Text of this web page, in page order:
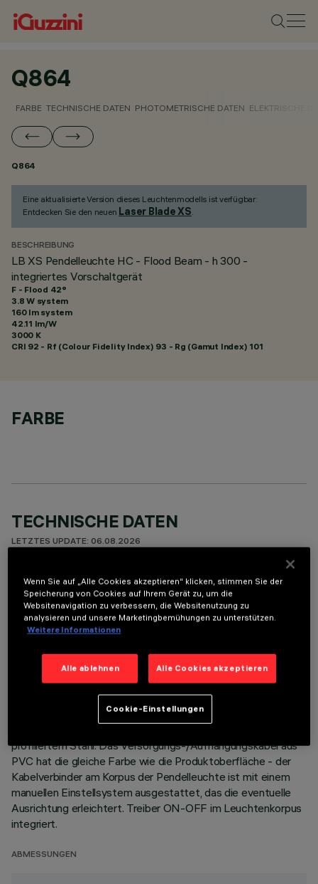
Q864
FARBE TECHNISCHE DATEN PHOTOMETRISCHE DATEN ELEKTRISCHE
Q864
Eine aktualisierte Version dieses Leuchtenmodells ist verfügbar:
Entdecken Sie den neuen Laser Blade XS.
BESCHREIBUNG
LB XS Pendelleuchte HC - Flood Beam - h 300 -
integriertes Vorschaltgerät
F - Flood 42°
3.8 W system
160 lm system
42.11 lm/W
3000 K
CRI 92 - Rf (Colour Fidelity Index) 93 - Rg (Gamut Index) 101
FARBE
TECHNISCHE DATEN
LETZTES UPDATE: 06.08.2026
BESCHREIBUNG
Miniaturisierte Pendelleuchte zur Bestückung mit LED,
geeignet für eine zenitale Akzentbeleuchtung. Dank der
patentierten Technologie des optischen Systems ist trotz
der minimalen Leuchtenabmessungen ein effizienter
Lichtfluss und hoher Sehkomfort gewährleistet.
Hochauflösungsreflektoren Opti-Beam aus metallisiertem
Thermoplast. Hauptkorpus und Technikkorpus für die
Wärmeableitung aus stranggepresstem Aluminium.
profiliertem Stahl. Das Versorgungs-/Aufhängungskabel aus
PVC hat die gleiche Farbe wie die Produktoberfläche - der
Kabelverbinder am Korpus der Pendelleuchte ist mit einem
manuellen Einstellsystem ausgestattet, das die eventuelle
Ausrichtung erleichtert. Treiber ON-OFF im Leuchtenkorpus
integriert.
ABMESSUNGEN
Wenn Sie auf „Alle Cookies akzeptieren“ klicken, stimmen Sie der
Speicherung von Cookies auf Ihrem Gerät zu, um die
Websitenavigation zu verbessern, die Websitenutzung zu
analysieren und unsere Marketingbemühungen zu unterstützen.
Weitere Informationen
Alle ablehnen Alle Cookies akzeptieren
Cookie-Einstellungen